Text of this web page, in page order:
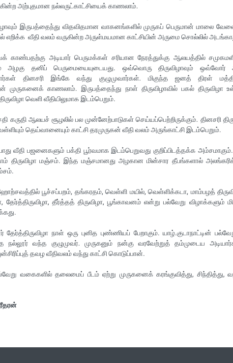
அற்புதமான நல்லருட்காட்சியைக் காணலாம்.
இருபத்தைந்து விதவிதமான வாகனங்களில் முருகப் பெருமான் மாலை
எறிக்க வீதி வலம் வருகின்ற அருள்மயமான காட்சியின் அருமை சொல்லில்
காண்பதற்கு அடியார் பெருமக்கள் சரியான நேரத்துக்கு ஆலயத்தில்
அழகு தனிப் பெருமையையுடையது. ஒவ்வொரு திருவிழாவும் ஒவ்வோர்
தினசரி இங்கே வந்து குழுமுவார்கள். மிகுந்த ஜனத் திரள்
முருகனைக் காணலாம். இருபத்தைந்து நாள் திருவிழாவில் பகல் திருவிழா
வெளி வீதியிலுமாக இடம்பெறும்.
கருதி ஆலயச் சூழலில் பல முன்னேற்பாடுகள் செய்யப்பெற்றிருக்கும். தினசரி
தெய்வானையும் காட்சி தரமுருகன் வீதி வலம் அருங்காட்சி இடம்பெறும்.
வீதி பஜனைகளும் பக்தி பூர்வமாக இடம்பெறுவது குறிப்பிடத்தக்க
திருவிழா மஞ்சம். இந்த மஞ்சமானது அழகான மின்சார தீபங்களால்
பூச்சப்பறம், தங்கரதம், வெள்ளி மயில், வெள்ளிக்கடா, மாம்பழத்
தேர்த்திருவிழா, தீர்த்தத் திருவிழா, பூங்காவனம் என்று பல்வேறு விழாக்களும்
தேர்த்திருவிழா நாள் ஒரு புனித புண்ணியப் பேறாகும். யாழ்.குடாநாட்டின்
வந்த குழுமுவர். முருகனும் நன்கு வரவேற்றுத் தம்முடைய
தவழ வீதிவலம் வந்து காட்சி கொடுப்பான்.
வகைகளில் தலைமைப் பீடம் ஏற்று முருகனைக் கரங்குவித்து, சிந்தித்து,